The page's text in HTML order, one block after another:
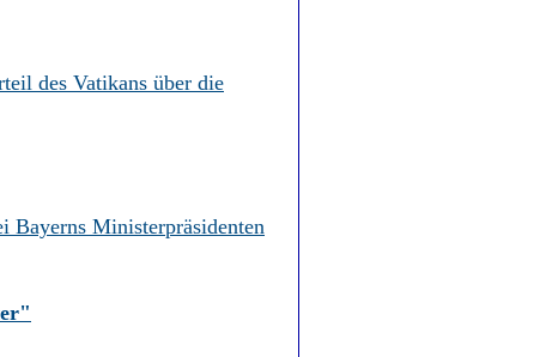
des Vatikans über die
Bayerns Ministerpräsidenten